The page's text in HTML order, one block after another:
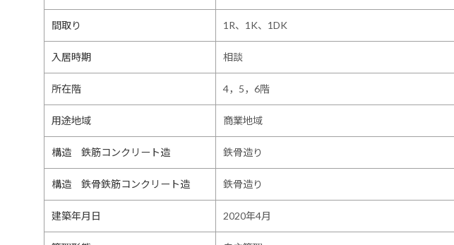
間取り 1R、1K、1DK
入居時期 相談
所在階 4，5，6階
用途地域 商業地域
構造 鉄筋コンクリート造 鉄骨造り
構造 鉄骨鉄筋コンクリート造 鉄骨造り
建築年月日 2020年4月